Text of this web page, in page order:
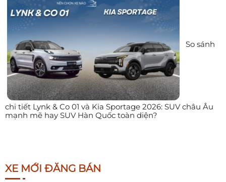
So sánh
chi tiết Lynk & Co 01 và Kia Sportage 2026: SUV châu Âu
mạnh mẽ hay SUV Hàn Quốc toàn diện?
XE MỚI ĐĂNG BÁN